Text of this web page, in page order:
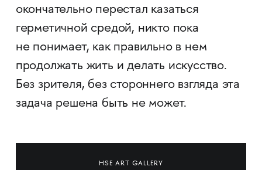
окончательно перестал казаться
герметичной средой, никто пока
не понимает, как правильно в нем
продолжать жить и делать искусство.
Без зрителя, без стороннего взгляда эта
задача решена быть не может.
HSE ART GALLERY